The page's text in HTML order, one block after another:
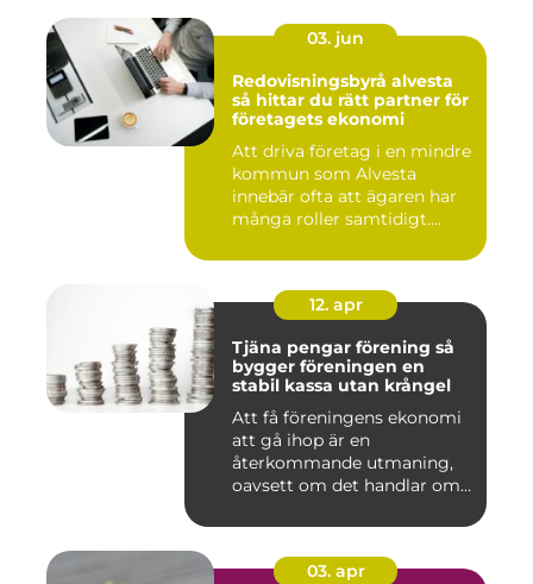
03. jun
Redovisningsbyrå alvesta
så hittar du rätt partner för
företagets ekonomi
Att driva företag i en mindre
kommun som Alvesta
innebär ofta att ägaren har
många roller samtidigt....
12. apr
Tjäna pengar förening så
bygger föreningen en
stabil kassa utan krångel
Att få föreningens ekonomi
att gå ihop är en
återkommande utmaning,
oavsett om det handlar om
03. apr